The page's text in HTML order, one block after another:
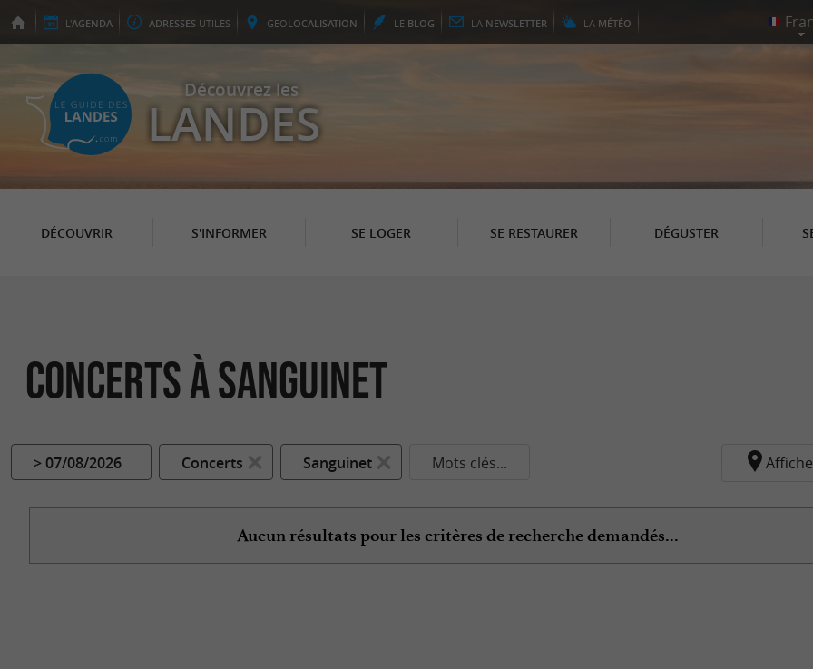
L'AGENDA ADRESSES UTILES GEOLOCALISATION LE BLOG LA NEWSLETTER LA MÉTÉO
Découvrez les
LANDES
DÉCOUVRIR S'INFORMER SE LOGER SE RESTAURER DÉGUSTER
Concerts à Sanguinet
> 07/08/2026 Concerts Sanguinet Mots clés...
Aucun résultats pour les critères de recherche demandés...